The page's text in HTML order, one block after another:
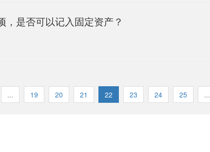
是否可以记入固定资产？
... 19 20 21 22 23 24 25 ...